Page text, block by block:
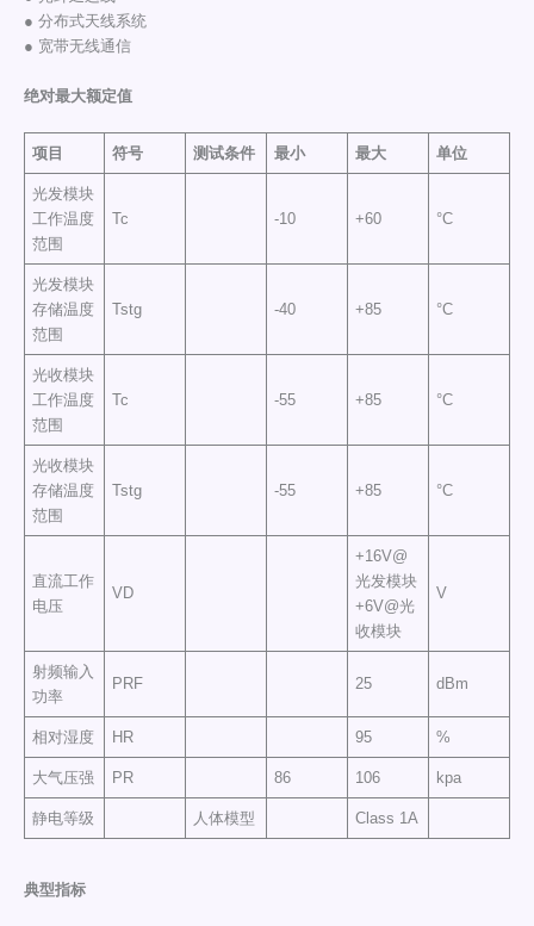
● 分布式天线系统
● 宽带无线通信
绝对最大额定值
项目 符号 测试条件 最小 最大 单位
光发模块
工作温度
范围
Tc -10 +60 °C
光发模块
存储温度
范围
Tstg -40 +85 °C
光收模块
工作温度
范围
Tc -55 +85 °C
光收模块
存储温度
范围
Tstg -55 +85 °C
直流工作
电压
VD
+16V@
光发模块
+6V@光
收模块
V
射频输入
功率
PRF 25 dBm
相对湿度 HR 95 %
大气压强 PR 86 106 kpa
静电等级 人体模型 Class 1A
典型指标